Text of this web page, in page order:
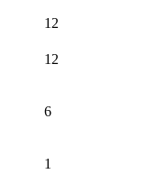
12
12
6
1